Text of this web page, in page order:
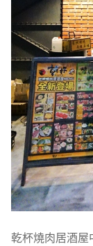
乾杯燒肉居酒屋